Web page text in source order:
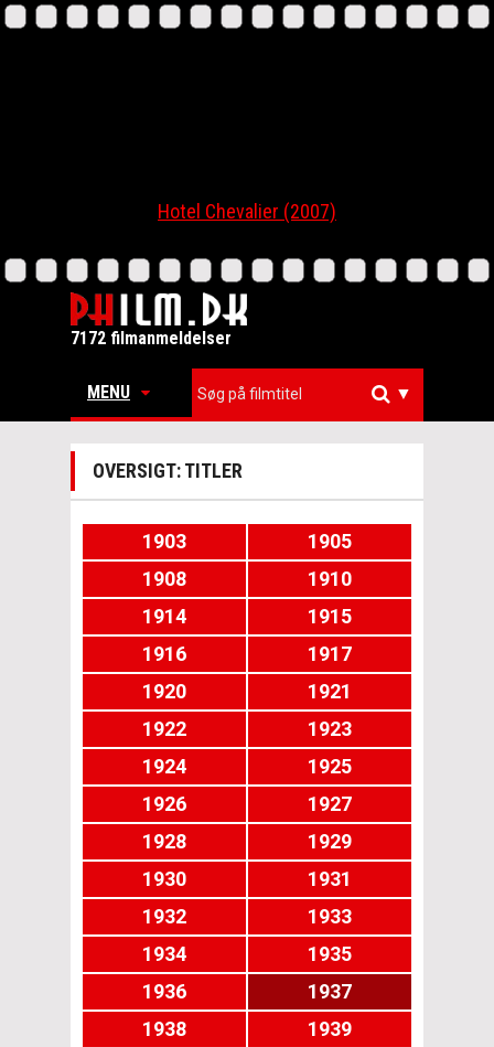
Hotel Chevalier (2007)
7172 filmanmeldelser
MENU ▼
OVERSIGT: TITLER
1903
1905
1908
1910
1914
1915
1916
1917
1920
1921
1922
1923
1924
1925
1926
1927
1928
1929
1930
1931
1932
1933
1934
1935
1936
1937
1938
1939